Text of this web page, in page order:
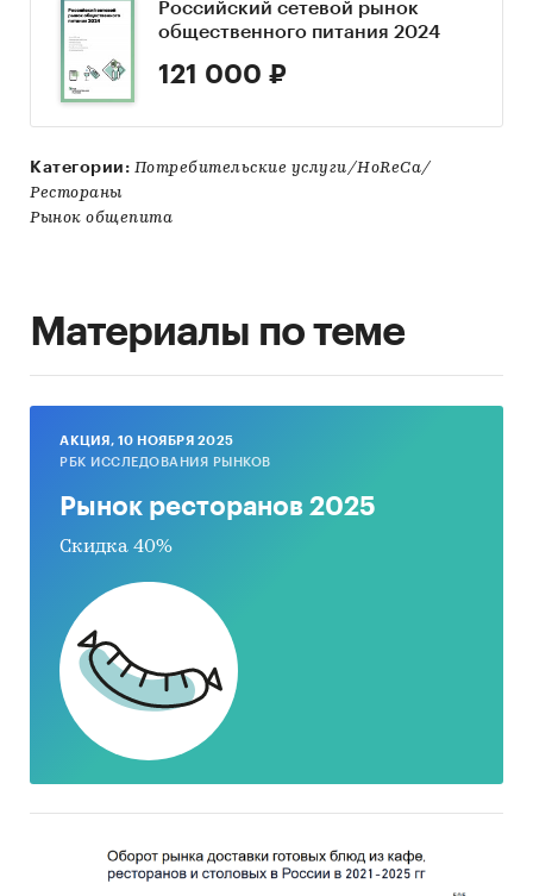
Российский сетевой рынок
общественного питания 2024
121 000 ₽
Категории: Потребительские услуги/HoReCa/
Рестораны
Рынок общепита
Материалы по теме
AКЦИЯ, 10 НОЯБРЯ 2025
РБК ИССЛЕДОВАНИЯ РЫНКОВ
Рынок ресторанов 2025
Скидка 40%